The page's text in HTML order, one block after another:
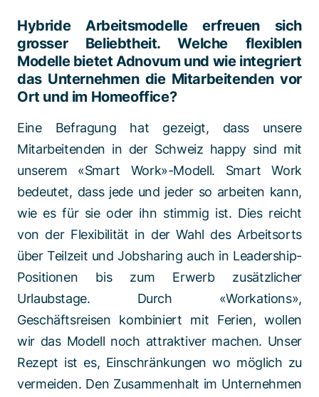
Hybride Arbeitsmodelle erfreuen sich
grosser Beliebtheit. Welche flexiblen
Modelle bietet Adnovum und wie integriert
das Unternehmen die Mitarbeitenden vor
Ort und im Homeoffice?
Eine Befragung hat gezeigt, dass unsere
Mitarbeitenden in der Schweiz happy sind mit
unserem «Smart Work»-Modell. Smart Work
bedeutet, dass jede und jeder so arbeiten kann,
wie es für sie oder ihn stimmig ist. Dies reicht
von der Flexibilität in der Wahl des Arbeitsorts
über Teilzeit und Jobsharing auch in Leadership-
Positionen bis zum Erwerb zusätzlicher
Urlaubstage. Durch «Workations»,
Geschäftsreisen kombiniert mit Ferien, wollen
wir das Modell noch attraktiver machen. Unser
Rezept ist es, Einschränkungen wo möglich zu
vermeiden. Den Zusammenhalt im Unternehmen